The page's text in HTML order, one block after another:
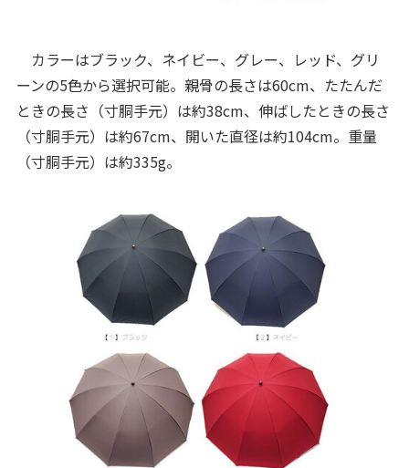
カラーはブラック、ネイビー、グレー、レッド、グリ
ーンの5色から選択可能。親骨の長さは60cm、たたんだ
ときの長さ（寸胴手元）は約38cm、伸ばしたときの長さ
（寸胴手元）は約67cm、開いた直径は約104cm。重量
（寸胴手元）は約335g。